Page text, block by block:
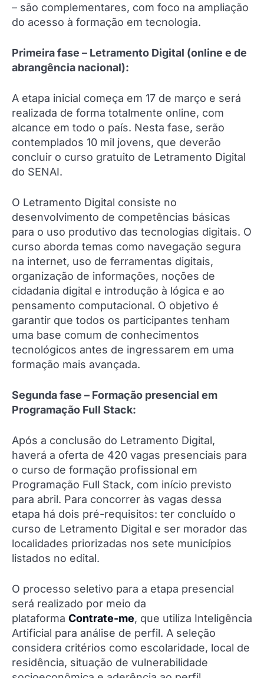
– são complementares, com foco na ampliação
do acesso à formação em tecnologia.
Primeira fase – Letramento Digital (online e de
abrangência nacional):
A etapa inicial começa em 17 de março e será
realizada de forma totalmente online, com
alcance em todo o país. Nesta fase, serão
contemplados 10 mil jovens, que deverão
concluir o curso gratuito de Letramento Digital
do SENAI.
O Letramento Digital consiste no
desenvolvimento de competências básicas
para o uso produtivo das tecnologias digitais. O
curso aborda temas como navegação segura
na internet, uso de ferramentas digitais,
organização de informações, noções de
cidadania digital e introdução à lógica e ao
pensamento computacional. O objetivo é
garantir que todos os participantes tenham
uma base comum de conhecimentos
tecnológicos antes de ingressarem em uma
formação mais avançada.
Segunda fase – Formação presencial em
Programação Full Stack:
Após a conclusão do Letramento Digital,
haverá a oferta de 420 vagas presenciais para
o curso de formação profissional em
Programação Full Stack, com início previsto
para abril. Para concorrer às vagas dessa
etapa há dois pré-requisitos: ter concluído o
curso de Letramento Digital e ser morador das
localidades priorizadas nos sete municípios
listados no edital.
O processo seletivo para a etapa presencial
será realizado por meio da
plataforma Contrate-me, que utiliza Inteligência
Artificial para análise de perfil. A seleção
considera critérios como escolaridade, local de
residência, situação de vulnerabilidade